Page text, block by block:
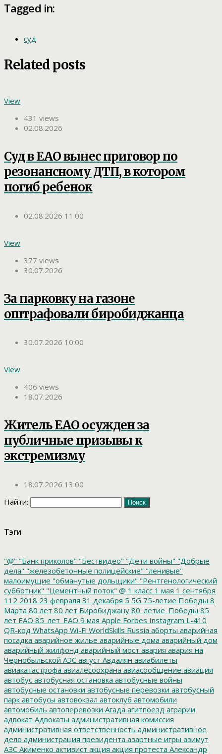
Tagged in:
суд
Related posts
View
431 views
02.08.2026
Суд в ЕАО вынес приговор по
резонансному ДТП, в котором
погиб ребенок
02.08.2026 11:00
View
377 views
30.07.2026
За парковку на газоне
оштрафовали биробиджанца
30.07.2026 10:00
View
406 views
18.07.2026
Житель ЕАО осужден за
публичные призывы к
экстремизму
18.07.2026 13:00
Найти:
Тэги
"@" "Банк приколов" "Бествидео" "Дети войны" "Добрые
дела" "железобетонные полицейские" "ленивые"
малоимущие "обманутые дольщики" "Рентгенологический
субботник" "Цементный поток" @ 1 класс 1 мая 1 сентября
112 2018 23 февраля 31 декабря 5 5G 75-летие Победы 8
Марта 80 лет 80 лет Биробиджану 80_летие_Победы 85
лет ЕАО 85_лет_ЕАО 9 мая Apple Forbes Instagram L-410
QR-код WhatsApp Wi-Fi WorldSkills Russia аборты аварийная
посадка аварийное жилье аварийные дома аварийный дом
аварийный жилфонд аварийный мост авария авария на
Чернобыльской АЭС август Авдалян авиабилеты
авиакатастрофа авиалесоохрана авиасообщение авиация
автобус автобусная остановка автобусные войны
автобусные остановки автобусные перевозки автобусный
парк автобусы автовокзал автоклуб автомобили
автомобиль автоперевозки Агада агитпоезд аграрии
адвокат Адвокаты административная комиссия
административная ответственность административное
дело администрация президента азартные игры азимут
АЗС Акименко активист акция акция протеста Александр